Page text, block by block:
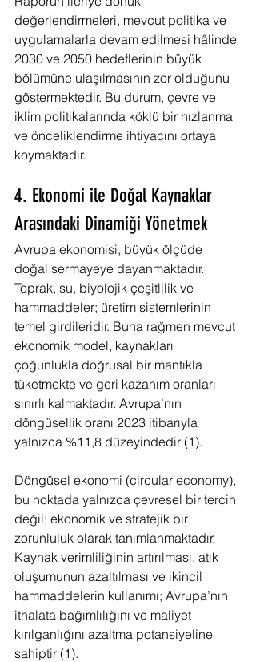
değerlendirmeleri, mevcut politika ve
uygulamalarla devam edilmesi hâlinde
2030 ve 2050 hedeflerinin büyük
bölümüne ulaşılmasının zor olduğunu
göstermektedir. Bu durum, çevre ve
iklim politikalarında köklü bir hızlanma
ve önceliklendirme ihtiyacını ortaya
koymaktadır.
4. Ekonomi ile Doğal Kaynaklar
Arasındaki Dinamiği Yönetmek
Avrupa ekonomisi, büyük ölçüde
doğal sermayeye dayanmaktadır.
Toprak, su, biyolojik çeşitlilik ve
hammaddeler; üretim sistemlerinin
temel girdileridir. Buna rağmen mevcut
ekonomik model, kaynakları
çoğunlukla doğrusal bir mantıkla
tüketmekte ve geri kazanım oranları
sınırlı kalmaktadır. Avrupa’nın
döngüsellik oranı 2023 itibarıyla
yalnızca %11,8 düzeyindedir (1).
Döngüsel ekonomi (circular economy),
bu noktada yalnızca çevresel bir tercih
değil; ekonomik ve stratejik bir
zorunluluk olarak tanımlanmaktadır.
Kaynak verimliliğinin artırılması, atık
oluşumunun azaltılması ve ikincil
hammaddelerin kullanımı; Avrupa’nın
ithalata bağımlılığını ve maliyet
kırılganlığını azaltma potansiyeline
sahiptir (1).